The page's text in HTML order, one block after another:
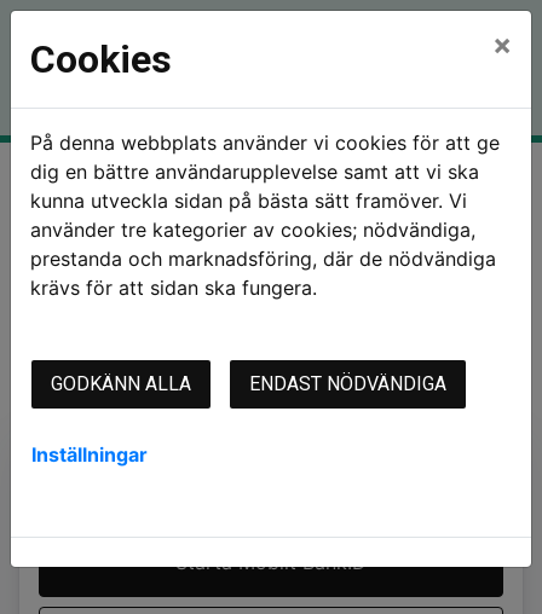
Hem Mina sidor
Mina sidor
Mobilt BankID Lösenord
Starta Mobilt BankID
Cookies ×
På denna webbplats använder vi cookies för att ge
dig en bättre användarupplevelse samt att vi ska
kunna utveckla sidan på bästa sätt framöver. Vi
använder tre kategorier av cookies; nödvändiga,
prestanda och marknadsföring, där de nödvändiga
krävs för att sidan ska fungera.
GODKÄNN ALLA ENDAST NÖDVÄNDIGA
Inställningar